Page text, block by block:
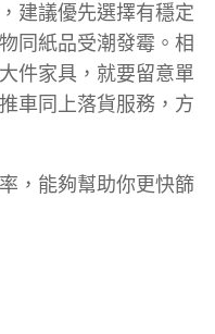
建議優先選擇有穩定
同紙品受潮發霉。相
件家具，就要留意單
車同上落貨服務，方
，能夠幫助你更快篩